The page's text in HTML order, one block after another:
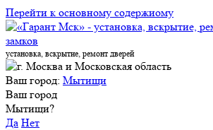
Перейти к основному содержиому
установка, вскрытие, ремонт дверей
Ваш город: Мытищи
Ваш город
Мытищи?
Да Нет